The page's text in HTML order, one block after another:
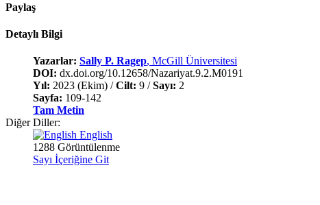
Paylaş
Detaylı Bilgi
Yazarlar: Sally P. Ragep, McGill Üniversitesi
DOI: dx.doi.org/10.12658/Nazariyat.9.2.M0191
Yıl: 2023 (Ekim) /Cilt: 9 /Sayı: 2
Sayfa: 109-142
Tam Metin
Diğer Diller:
English
1288 Görüntülenme
Sayı İçeriğine Git